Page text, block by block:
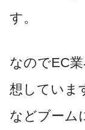
す。
なのでEC
想していま
などブーム